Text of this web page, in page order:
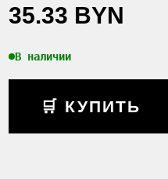
35.33 BYN
В наличии
🛒 КУПИТЬ